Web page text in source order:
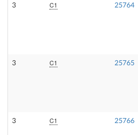
3 C1 25764
3 C1 25765
3 C1 25766